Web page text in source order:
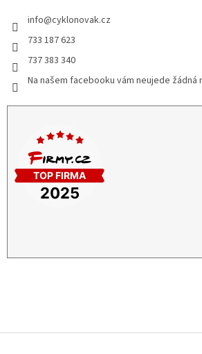
info@cyklonovak.cz
733 187 623
737 383 340
Na našem facebooku vám neujede žádná